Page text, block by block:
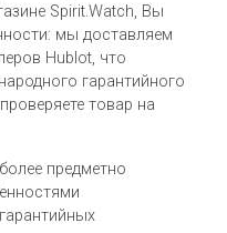
Spirit.Watch, Вы
мы доставляем
Hublot, что
гарантийного
товар на
предметно